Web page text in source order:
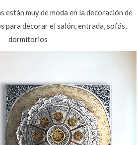
están muy de moda en la decoración de
para decorar el salón, entrada, sofás,
dormitorios